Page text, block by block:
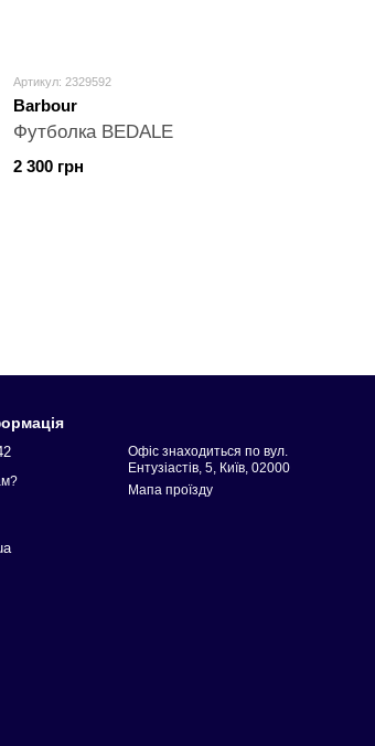
Артикул: 2329592
Barbour
Футболка BEDALE
2 300 грн
Офіс знаходиться по вул.
Ентузіастів, 5, Київ, 02000
Мапа проїзду